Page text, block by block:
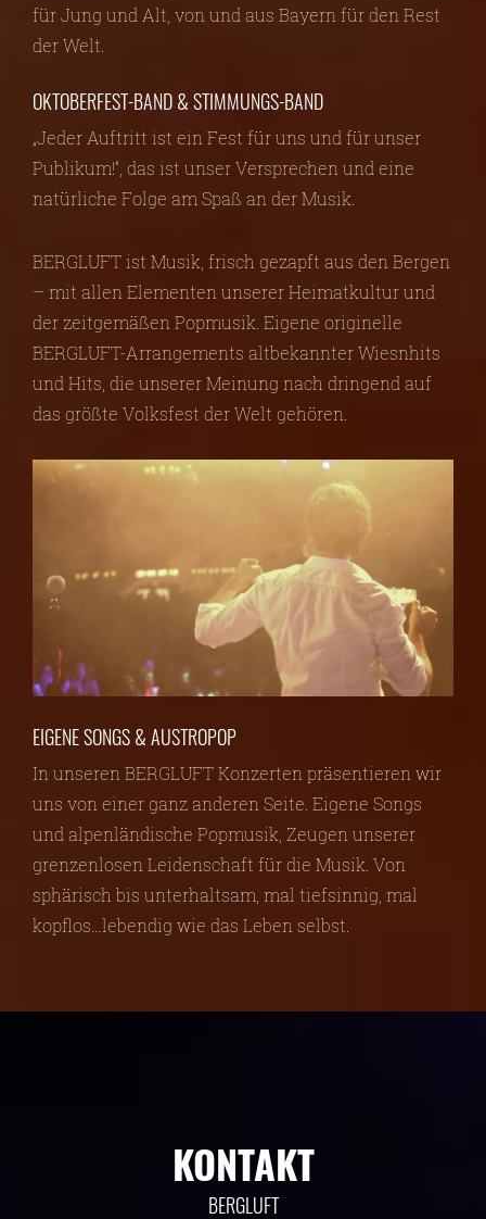
für Jung und Alt, von und aus Bayern für den Rest
der Welt.
OKTOBERFEST-BAND & STIMMUNGS-BAND
„Jeder Auftritt ist ein Fest für uns und für unser
Publikum!“, das ist unser Versprechen und eine
natürliche Folge am Spaß an der Musik.
BERGLUFT ist Musik, frisch gezapft aus den Bergen
– mit allen Elementen unserer Heimatkultur und
der zeitgemäßen Popmusik. Eigene originelle
BERGLUFT-Arrangements altbekannter Wiesnhits
und Hits, die unserer Meinung nach dringend auf
das größte Volksfest der Welt gehören.
EIGENE SONGS & AUSTROPOP
In unseren BERGLUFT Konzerten präsentieren wir
uns von einer ganz anderen Seite. Eigene Songs
und alpenländische Popmusik, Zeugen unserer
grenzenlosen Leidenschaft für die Musik. Von
sphärisch bis unterhaltsam, mal tiefsinnig, mal
kopflos…lebendig wie das Leben selbst.
KONTAKT
BERGLUFT